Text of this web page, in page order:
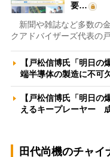
要…
新聞や雑誌など多数の
クアドバイザーズ代表の
【戸松信博氏「明日
端半導体の製造に不可
【戸松信博氏「明日
えるキープレーヤー
田代尚機のチャイ